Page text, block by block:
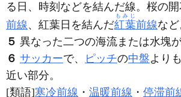
る日、時刻などを結んだ線。桜の
前線、紅葉日を結んだ紅葉
もみじ
前線など
５ 異なった二つの海流または水塊
６ サッカーで、 ピッチの中盤より
近い部分。
[類語]寒冷前線 ・ 温暖前線 ・ 停滞前